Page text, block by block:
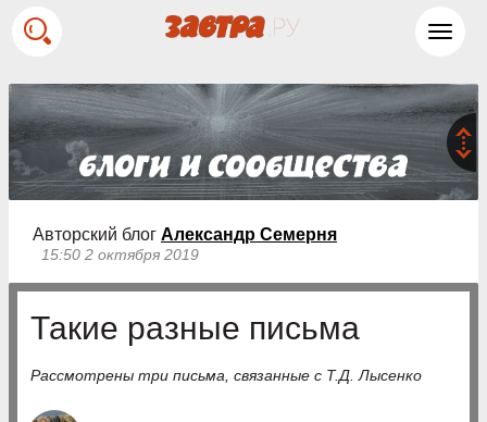
Авторский блог Александр Семерня
15:50 2 октября 2019
Такие разные письма
Рассмотрены три письма, связанные с Т.Д. Лысенко